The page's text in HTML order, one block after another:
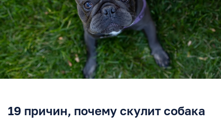
19 причин, почему скулит собака